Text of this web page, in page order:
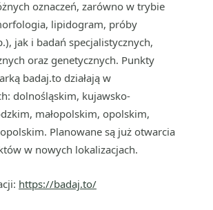
oznaczeń, zarówno w trybie
lipidogram, próby
jak i badań specjalistycznych,
oraz genetycznych. Punkty
badaj.to działają w
dolnośląskim, kujawsko-
małopolskim, opolskim,
Planowane są już otwarcia
w nowych lokalizacjach.
https://badaj.to/